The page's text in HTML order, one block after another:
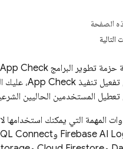
الصفحة
حزمة تطوير البرامج App Check
تنفيذ App Check، عليك
المستخدمين الحاليين
المهمة التي يمكنك استخدامها
Firebase AI وConnect